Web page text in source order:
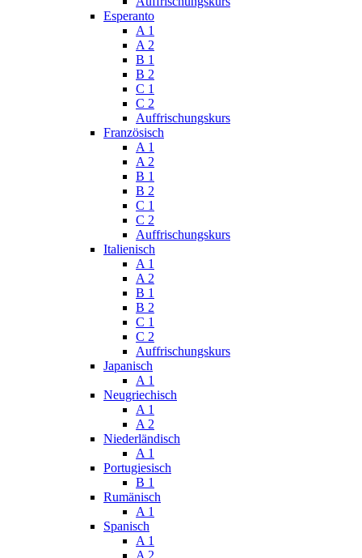
Esperanto
A 1
A 2
B 1
B 2
C 1
C 2
Auffrischungskurs
Französisch
A 1
A 2
B 1
B 2
C 1
C 2
Auffrischungskurs
Italienisch
A 1
A 2
B 1
B 2
C 1
C 2
Auffrischungskurs
Japanisch
A 1
Neugriechisch
A 1
A 2
Niederländisch
A 1
Portugiesisch
B 1
Rumänisch
A 1
Spanisch
A 1
A 2